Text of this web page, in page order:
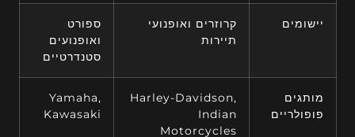
יישומים
קרוזרים ואופנועי
תיירות
ספורט
ואופנועים
סטנדרטיים
מותגים
פופולריים
Harley-Davidson,
Indian
Motorcycles
Yamaha,
Kawasaki